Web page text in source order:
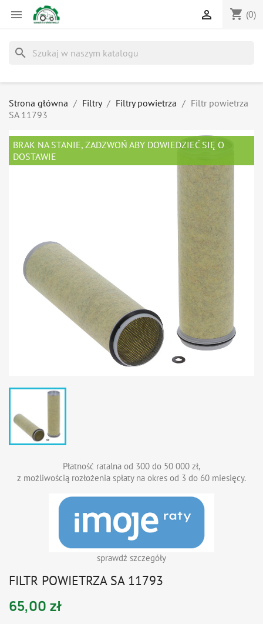
 shopping_cart (0)

search
Strona główna Filtry Filtry powietrza
Filtr powietrza
SA 11793
BRAK NA STANIE, ZADZWOŃ ABY DOWIEDZIEĆ SIĘ O
DOSTAWIE
Płatność ratalna od 300 do 50 000 zł,
z możliwością rozłożenia spłaty na okres od 3 do 60 miesięcy.
sprawdź szczegóły
FILTR POWIETRZA SA 11793
65,00 zł